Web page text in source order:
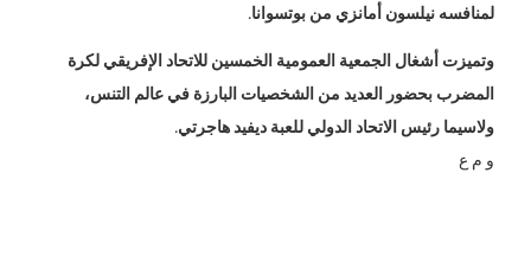
لمنافسه نيلسون أمانزي من بوتسوانا.
وتميزت أشغال الجمعية العمومية الخمسين للاتحاد الإفريقي لكرة
المضرب بحضور العديد من الشخصيات البارزة في عالم التنس،
ولاسيما رئيس الاتحاد الدولي للعبة ديفيد هاجرتي.
و م ع